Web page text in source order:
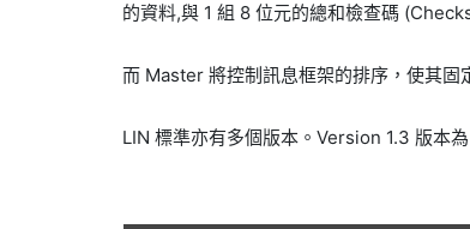
的資料,與 1 組 8 位元的總和檢查碼
而 Master 將控制訊息框架的排序，使其固
LIN 標準亦有多個版本。Version 1.3 版本